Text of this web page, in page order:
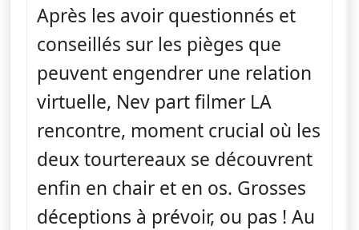
Après les avoir questionnés et
conseillés sur les pièges que
peuvent engendrer une relation
virtuelle, Nev part filmer LA
rencontre, moment crucial où les
deux tourtereaux se découvrent
enfin en chair et en os. Grosses
déceptions à prévoir, ou pas ! Au